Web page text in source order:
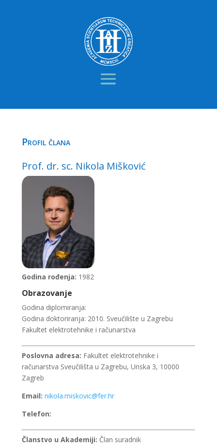
Profil člana
Prof. dr. sc. Nikola Mišković
Godina rođenja: 1982
Obrazovanje
Godina diplomiranja:
Godina doktoriranja: 2010. Sveučilište u Zagrebu
Fakultet elektrotehnike i računarstva
Poslovna adresa: Fakultet elektrotehnike i
računarstva Sveučilišta u Zagrebu, Unska 3, 10000
Zagreb
Email: nikola.miskovic@fer.hr
Telefon:
Članstvo u Akademiji: Član suradnik